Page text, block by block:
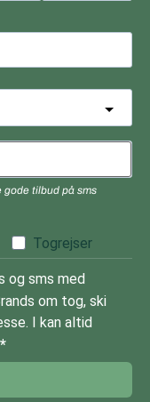
gode tilbud på sms
Togrejser
og sms med
om tog, ski
I kan altid